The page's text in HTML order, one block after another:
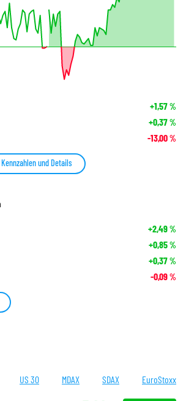
+1,57%
+0,37%
-13,00%
und Details
+2,49%
+0,85%
+0,37%
-0,09%
US 30 MDAX SDAX EuroStoxx